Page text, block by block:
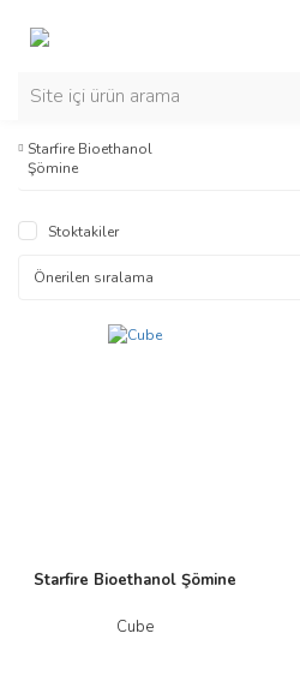
Starfire Bioethanol
Şömine
Stoktakiler
Starfire Bioethanol Şömine
Cube